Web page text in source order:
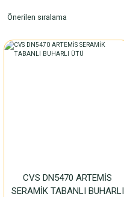
CVS DN5470 ARTEMİS
SERAMİK TABANLI BUHARLI